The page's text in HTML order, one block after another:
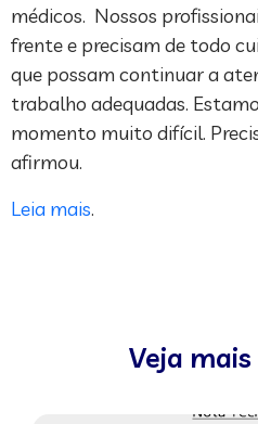
médicos. Nossos
frente e precisam de todo
que possam continuar a
trabalho adequadas.
momento muito difícil.
afirmou.
Leia mais.
Veja